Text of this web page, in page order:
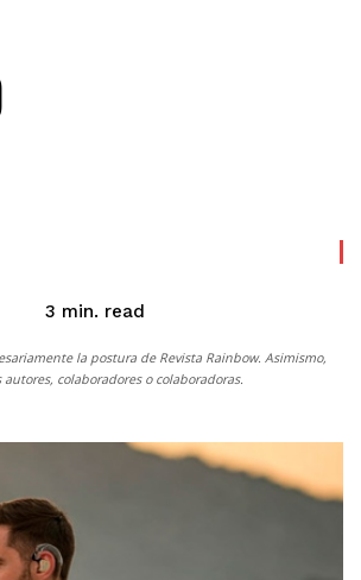
3 min. read
la postura de Revista Rainbow. Asimismo,
colaboradores o colaboradoras.